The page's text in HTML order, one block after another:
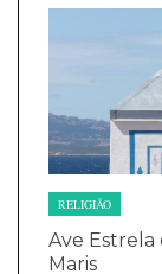
RELIGIÃO
Ave Estrela
Maris